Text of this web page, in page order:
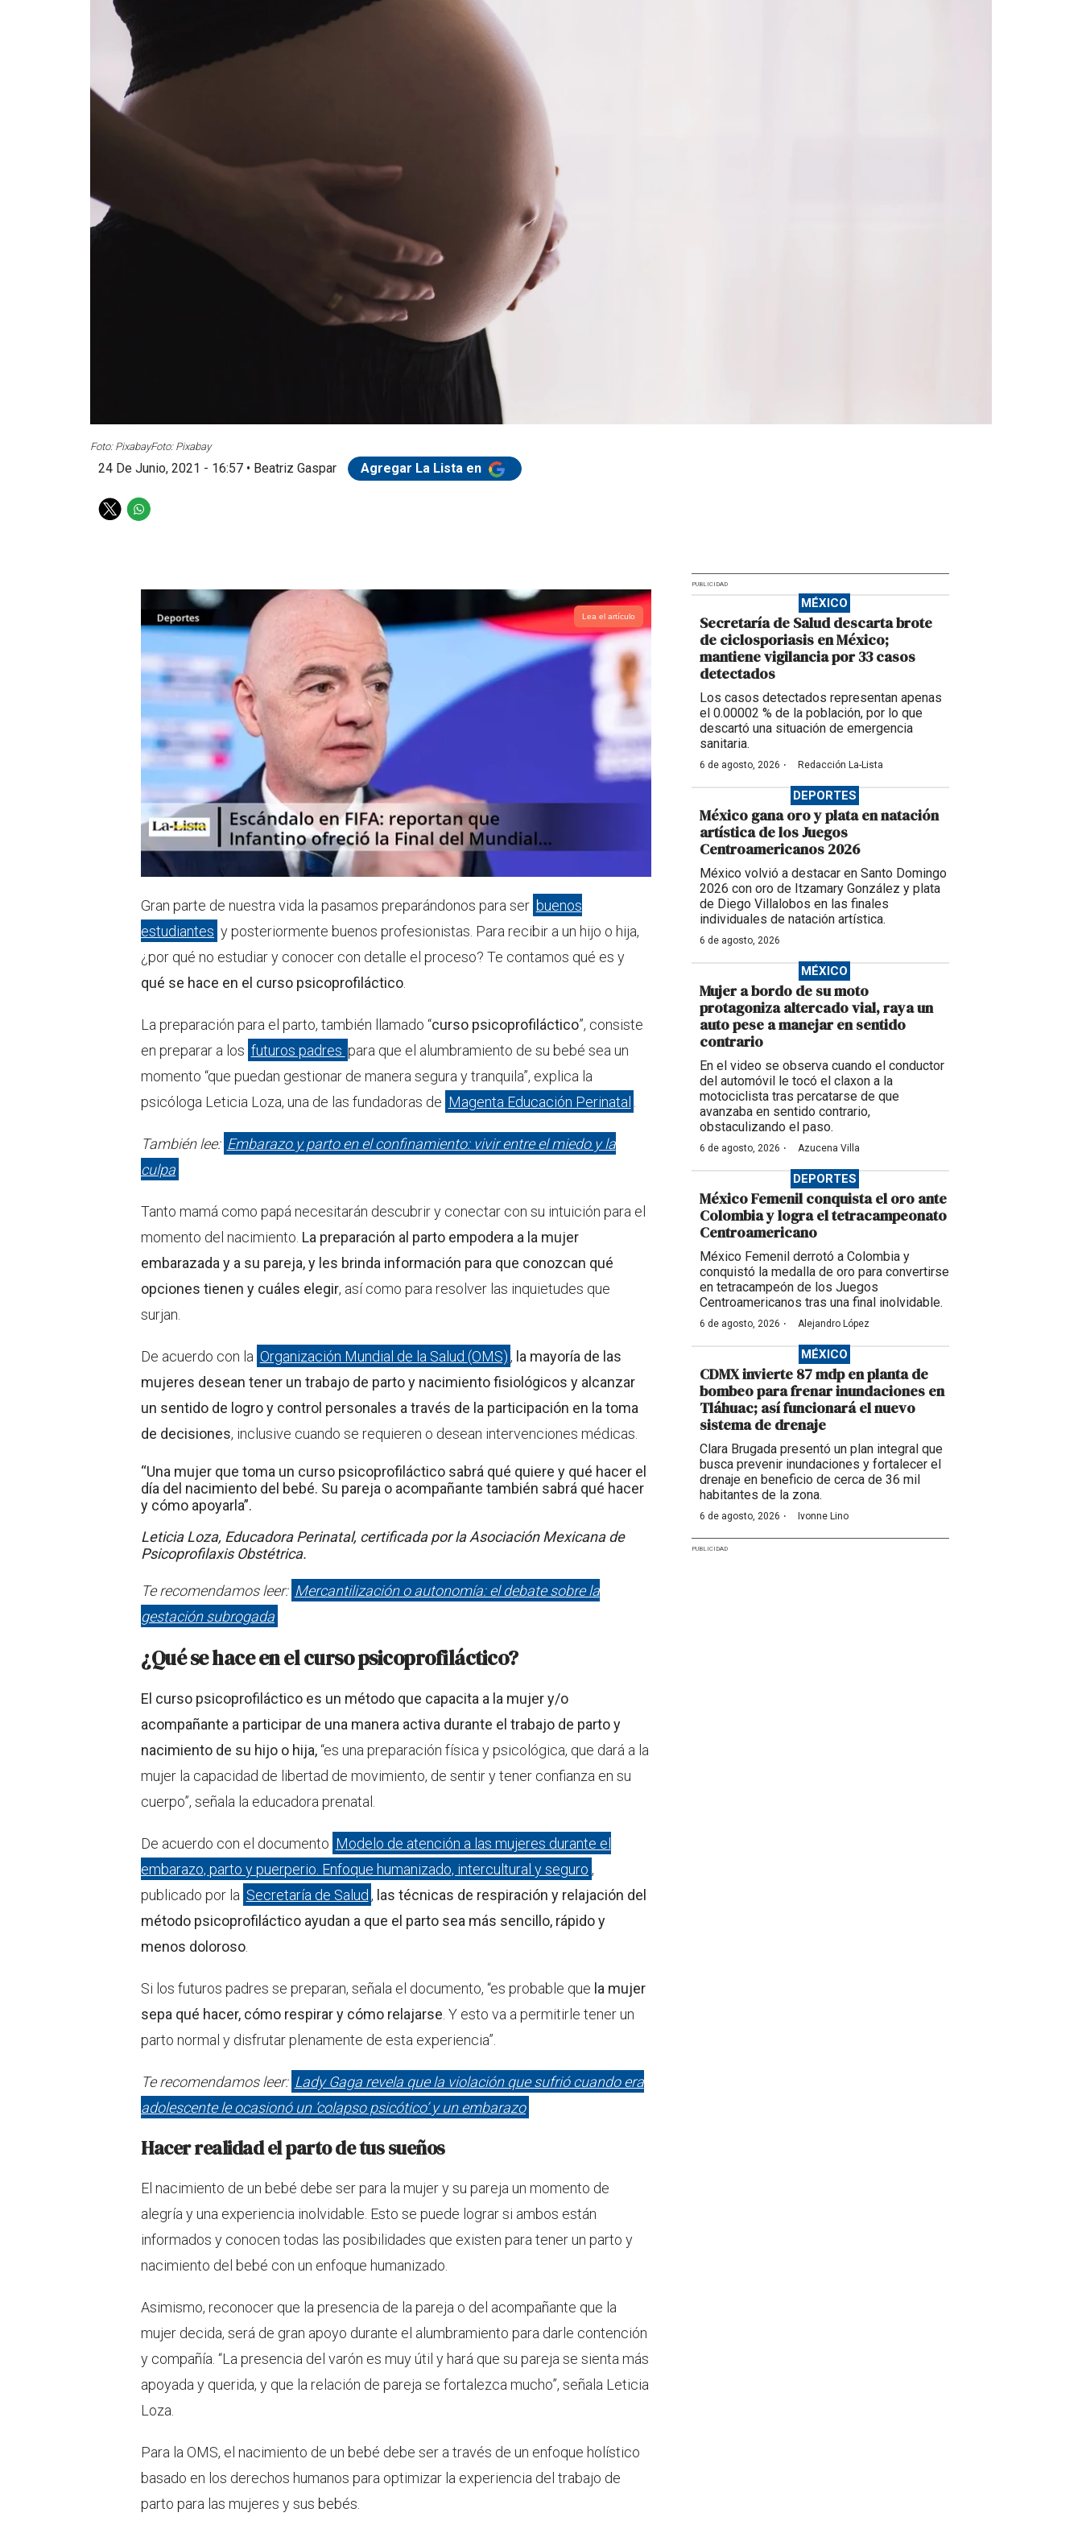
Foto: PixabayFoto: Pixabay
24 De Junio, 2021 - 16:57 • Beatriz Gaspar Agregar La Lista en
T
W
p
Lea el artículo
Gran parte de nuestra vida la pasamos preparándonos para ser buenos
estudiantes y posteriormente buenos profesionistas. Para recibir a un hijo o hija,
¿por qué no estudiar y conocer con detalle el proceso? Te contamos qué es y
qué se hace en el curso psicoprofiláctico
La preparación para el parto, también llamado “curso psicoprofiláctico”, consiste
en preparar a los futuros padres para que el alumbramiento de su bebé sea un
momento “que puedan gestionar de manera segura y tranquila”, explica la
psicóloga Leticia Loza, una de las fundadoras de Magenta Educación Perinatal
También lee: Embarazo y parto en el confinamiento: vivir entre el miedo y la
culpa
Tanto mamá como papá necesitarán descubrir y conectar con su intuición para el
momento del nacimiento. La preparación al parto empodera a la mujer
embarazada y a su pareja, y les brinda información para que conozcan qué
opciones tienen y cuáles elegir, así como para resolver las inquietudes que
surjan.
De acuerdo con la Organización Mundial de la Salud (OMS), la mayoría de las
mujeres desean tener un trabajo de parto y nacimiento fisiológicos y alcanzar
un sentido de logro y control personales a través de la participación en la toma
de decisiones, inclusive cuando se requieren o desean intervenciones médicas.
“Una mujer que toma un curso psicoprofiláctico sabrá qué quiere y qué hacer el
día del nacimiento del bebé. Su pareja o acompañante también sabrá qué hacer
y cómo apoyarla”.
Leticia Loza, Educadora Perinatal, certificada por la Asociación Mexicana de
Psicoprofilaxis Obstétrica.
Te recomendamos leer: Mercantilización o autonomía: el debate sobre la
gestación subrogada
¿Qué se hace en el curso psicoprofiláctico?
El curso psicoprofiláctico es un método que capacita a la mujer y/o
acompañante a participar de una manera activa durante el trabajo de parto y
nacimiento de su hijo o hija,“es una preparación física y psicológica, que dará a la
mujer la capacidad de libertad de movimiento, de sentir y tener confianza en su
cuerpo”, señala la educadora prenatal.
De acuerdo con el documento Modelo de atención a las mujeres durante el
embarazo, parto y puerperio. Enfoque humanizado, intercultural y seguro ,
publicado por la Secretaría de Salud, las técnicas de respiración y relajación del
método psicoprofiláctico ayudan a que el parto sea más sencillo, rápido y
menos doloroso
Si los futuros padres se preparan, señala el documento, “es probable que la mujer
sepa qué hacer, cómo respirar y cómo relajarse . Y esto va a permitirle tener un
parto normal y disfrutar plenamente de esta experiencia”.
Te recomendamos leer: Lady Gaga revela que la violación que sufrió cuando era
adolescente le ocasionó un ‘colapso psicótico’ y un embarazo
Hacer realidad el parto de tus sueños
El nacimiento de un bebé debe ser para la mujer y su pareja un momento de
alegría y una experiencia inolvidable. Esto se puede lograr si ambos están
informados y conocen todas las posibilidades que existen para tener un parto y
nacimiento del bebé con un enfoque humanizado.
Asimismo, reconocer que la presencia de la pareja o del acompañante que la
mujer decida, será de gran apoyo durante el alumbramiento para darle contención
y compañía. “La presencia del varón es muy útil y hará que su pareja se sienta más
apoyada y querida, y que la relación de pareja se fortalezca mucho”, señala Leticia
Loza.
Para la OMS, el nacimiento de un bebé debe ser a través de un enfoque holístico
basado en los derechos humanos para optimizar la experiencia del trabajo de
parto para las mujeres y sus bebés.
PUBLICIDAD
MÉXICO
Secretaría de Salud descarta brote
de ciclosporiasis en México;
mantiene vigilancia por 33 casos
detectados
Los casos detectados representan apenas
el 0.00002 % de la población, por lo que
descartó una situación de emergencia
sanitaria.
6 de agosto, 2026 · Redacción La-Lista
DEPORTES
México gana oro y plata en natación
artística de los Juegos
Centroamericanos 2026
México volvió a destacar en Santo Domingo
2026 con oro de Itzamary González y plata
de Diego Villalobos en las finales
individuales de natación artística.
6 de agosto, 2026
MÉXICO
Mujer a bordo de su moto
protagoniza altercado vial, raya un
auto pese a manejar en sentido
contrario
En el video se observa cuando el conductor
del automóvil le tocó el claxon a la
motociclista tras percatarse de que
avanzaba en sentido contrario,
obstaculizando el paso.
6 de agosto, 2026 · Azucena Villa
DEPORTES
México Femenil conquista el oro ante
Colombia y logra el tetracampeonato
Centroamericano
México Femenil derrotó a Colombia y
conquistó la medalla de oro para convertirse
en tetracampeón de los Juegos
Centroamericanos tras una final inolvidable.
6 de agosto, 2026 · Alejandro López
MÉXICO
CDMX invierte 87 mdp en planta de
bombeo para frenar inundaciones en
Tláhuac; así funcionará el nuevo
sistema de drenaje
Clara Brugada presentó un plan integral que
busca prevenir inundaciones y fortalecer el
drenaje en beneficio de cerca de 36 mil
habitantes de la zona.
6 de agosto, 2026 · Ivonne Lino
PUBLICIDAD